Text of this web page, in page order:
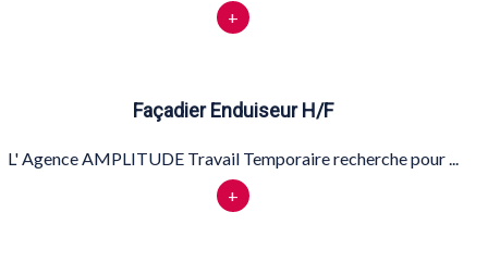
+
Façadier Enduiseur H/F
L' Agence AMPLITUDE Travail Temporaire recherche pour ...
+